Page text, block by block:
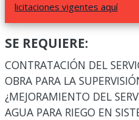
licitaciones vigentes aquí
SE REQUIERE:
CONTRATACIÓN DEL
OBRA PARA LA
¿MEJORAMIENTO DEL
AGUA PARA RIEGO EN